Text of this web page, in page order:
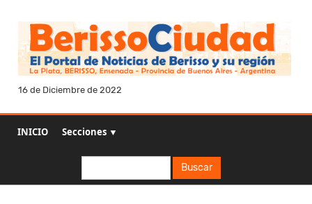
16 de Diciembre de 2022
INICIO Secciones ▼
Buscar